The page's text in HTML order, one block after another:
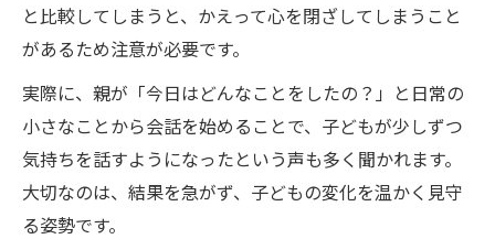
と比較してしまうと、かえって心を閉ざしてしまうこと
があるため注意が必要です。
実際に、親が「今日はどんなことをしたの？」と日常の
小さなことから会話を始めることで、子どもが少しずつ
気持ちを話すようになったという声も多く聞かれます。
大切なのは、結果を急がず、子どもの変化を温かく見守
る姿勢です。